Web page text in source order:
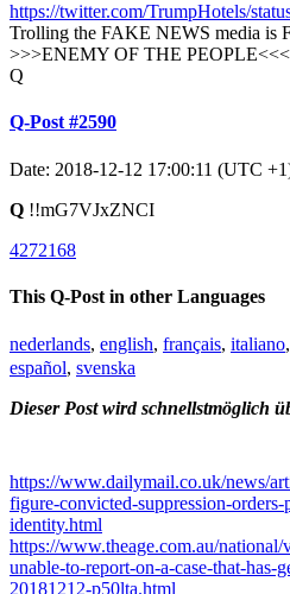
https://twitter.com/TrumpHotels/
Trolling the FAKE NEWS media is
>>>ENEMY OF THE PEOPLE<<<
Q
Q-Post #2590
Date: 2018-12-12 17:00:11 (UTC
Q !!mG7VJxZNCI
4272168
This Q-Post in other Languages
nederlands, english, français, italiano,
español, svenska
Dieser Post wird schnellstmöglich
https://www.dailymail.co.uk/news/
figure-convicted-suppression-
identity.html
https://www.theage.com.au/
unable-to-report-on-a-case-that-has-
20181212-p50lta.html